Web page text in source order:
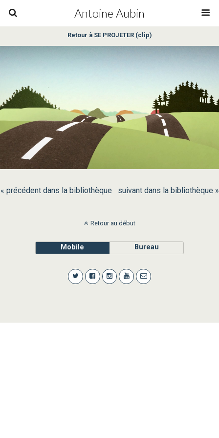
Antoine Aubin
Retour à SE PROJETER (clip)
« précédent dans la bibliothèque suivant dans la bibliothèque »
Retour au début
Mobile Bureau